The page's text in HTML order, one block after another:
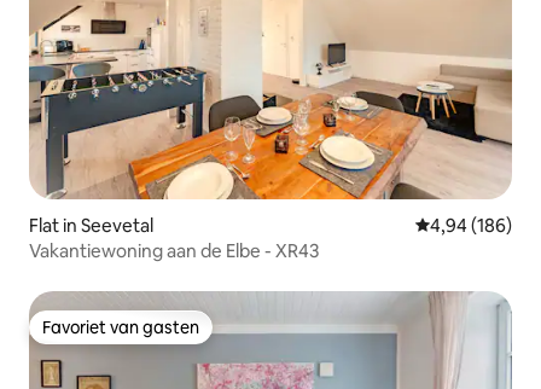
Flat in Seevetal Gemiddelde
4,94 (186)
Vakantiewoning aan de Elbe - XR43
Favoriet van gasten
Favoriet van gasten